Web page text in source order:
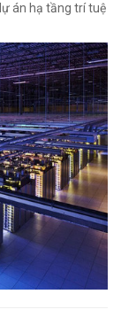
án hạ tầng trí tuệ